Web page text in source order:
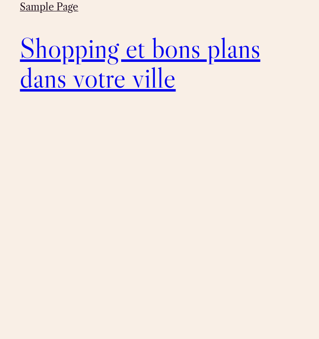
Sample Page
Shopping et bons plans
dans votre ville